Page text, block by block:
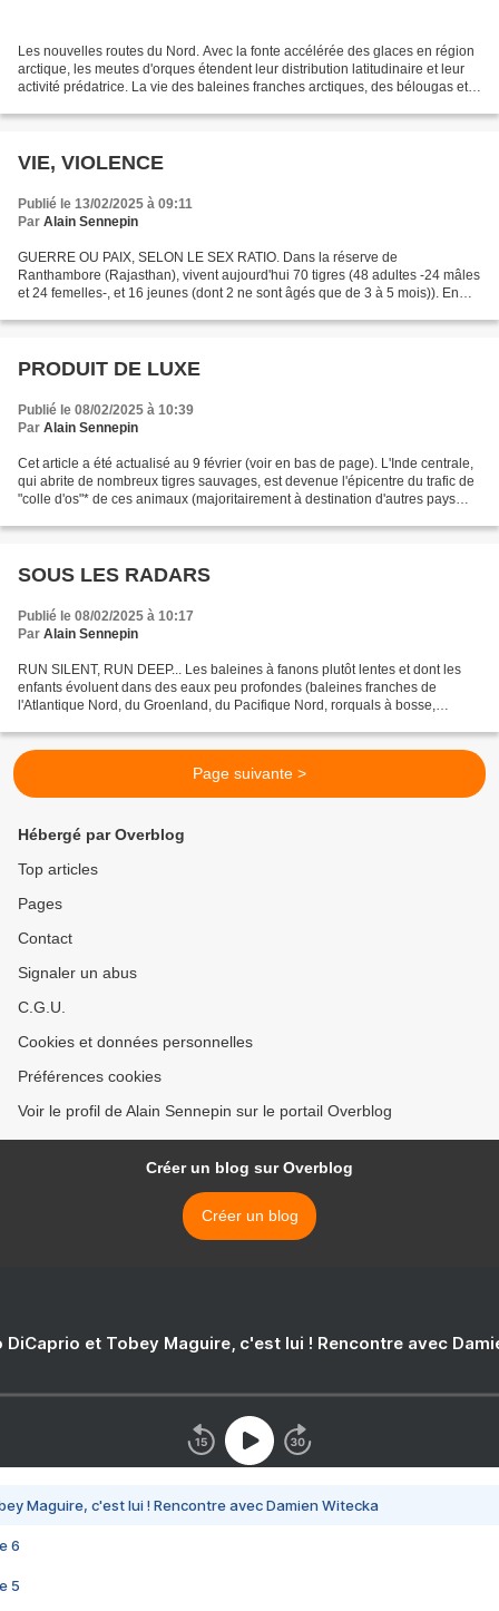
Les nouvelles routes du Nord. Avec la fonte accélérée des glaces en région
arctique, les meutes d'orques étendent leur distribution latitudinaire et leur
activité prédatrice. La vie des baleines franches arctiques, des bélougas et
VIE, VIOLENCE
Publié le 13/02/2025 à 09:11
Par Alain Sennepin
GUERRE OU PAIX, SELON LE SEX RATIO. Dans la réserve de
Ranthambore (Rajasthan), vivent aujourd'hui 70 tigres (48 adultes -24 mâles
et 24 femelles-, et 16 jeunes (dont 2 ne sont âgés que de 3 à 5 mois)). En
PRODUIT DE LUXE
Publié le 08/02/2025 à 10:39
Par Alain Sennepin
Cet article a été actualisé au 9 février (voir en bas de page). L'Inde centrale,
qui abrite de nombreux tigres sauvages, est devenue l'épicentre du trafic de
"colle d'os"* de ces animaux (majoritairement à destination d'autres pays
SOUS LES RADARS
Publié le 08/02/2025 à 10:17
Par Alain Sennepin
RUN SILENT, RUN DEEP... Les baleines à fanons plutôt lentes et dont les
enfants évoluent dans des eaux peu profondes (baleines franches de
l'Atlantique Nord, du Groenland, du Pacifique Nord, rorquals à bosse,
Page suivante >
Hébergé par Overblog
Top articles
Pages
Contact
Signaler un abus
C.G.U.
Cookies et données personnelles
Préférences cookies
Voir le profil de Alain Sennepin sur le portail Overblog
Créer un blog sur Overblog
Créer un blog
DiCaprio et Tobey Maguire, c'est lui ! Rencontre avec
Maguire, c'est lui ! Rencontre avec Damien Witecka
6
5